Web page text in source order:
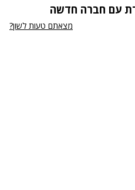
עם חברה חדשה
מצאתם טעות לשון?